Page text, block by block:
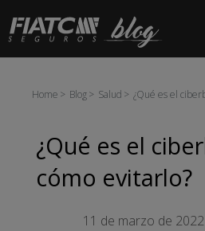
Saltar al contenido principal
Home Blog Salud ¿Qué es el
¿Qué es el
cómo evitarlo?
11 de marzo de 2022